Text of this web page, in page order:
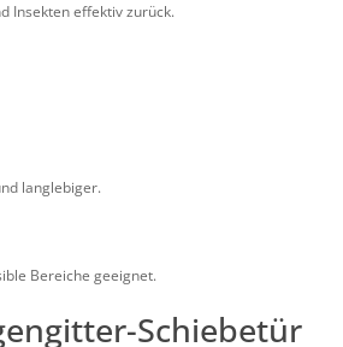
Insekten effektiv zurück.
langlebiger.
Bereiche geeignet.
Schiebetür